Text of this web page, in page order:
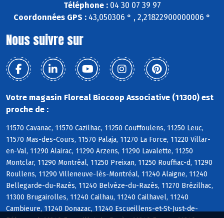
Téléphone :04 30 07 39 97
Coordonnées GPS : 43,050306 ° , 2,21822900000006 °
Nous suivre sur
Votre magasin Floreal Biocoop Associative (11300) est
proche de :
11570 Cavanac, 11570 Cazilhac, 11250 Couffoulens, 11250 Leuc,
11570 Mas-des-Cours, 11570 Palaja, 11270 La Force, 11220 Villar-
en-Val, 11290 Alairac, 11290 Arzens, 11290 Lavalette, 11250
Montclar, 11290 Montréal, 11250 Preixan, 11250 Rouffiac-d, 11290
Roullens, 11290 Villeneuve-lès-Montréal, 11240 Alaigne, 11240
Bellegarde-du-Razès, 11240 Belvèze-du-Razès, 11270 Brézilhac,
11300 Brugairolles, 11240 Cailhau, 11240 Cailhavel, 11240
Cambieure, 11240 Donazac, 11240 Escueillens-et-St-Just-de-